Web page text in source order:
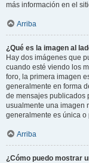
más información en el
Arriba
¿Qué es la imagen al
Hay dos imágenes que
cuando esté viendo los
foro, la primera imagen
generalmente en forma
de mensajes publicados
usualmente una imagen
generalmente es única
Arriba
¿Cómo puedo mostrar